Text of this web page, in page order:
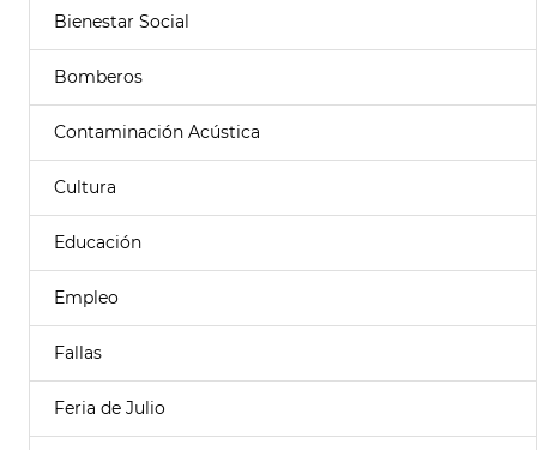
Bienestar Social
Bomberos
Contaminación Acústica
Cultura
Educación
Empleo
Fallas
Feria de Julio